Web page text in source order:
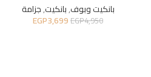
بانكيت وبوف,بانكيت,جزامة
EGP4,950
EGP3,699